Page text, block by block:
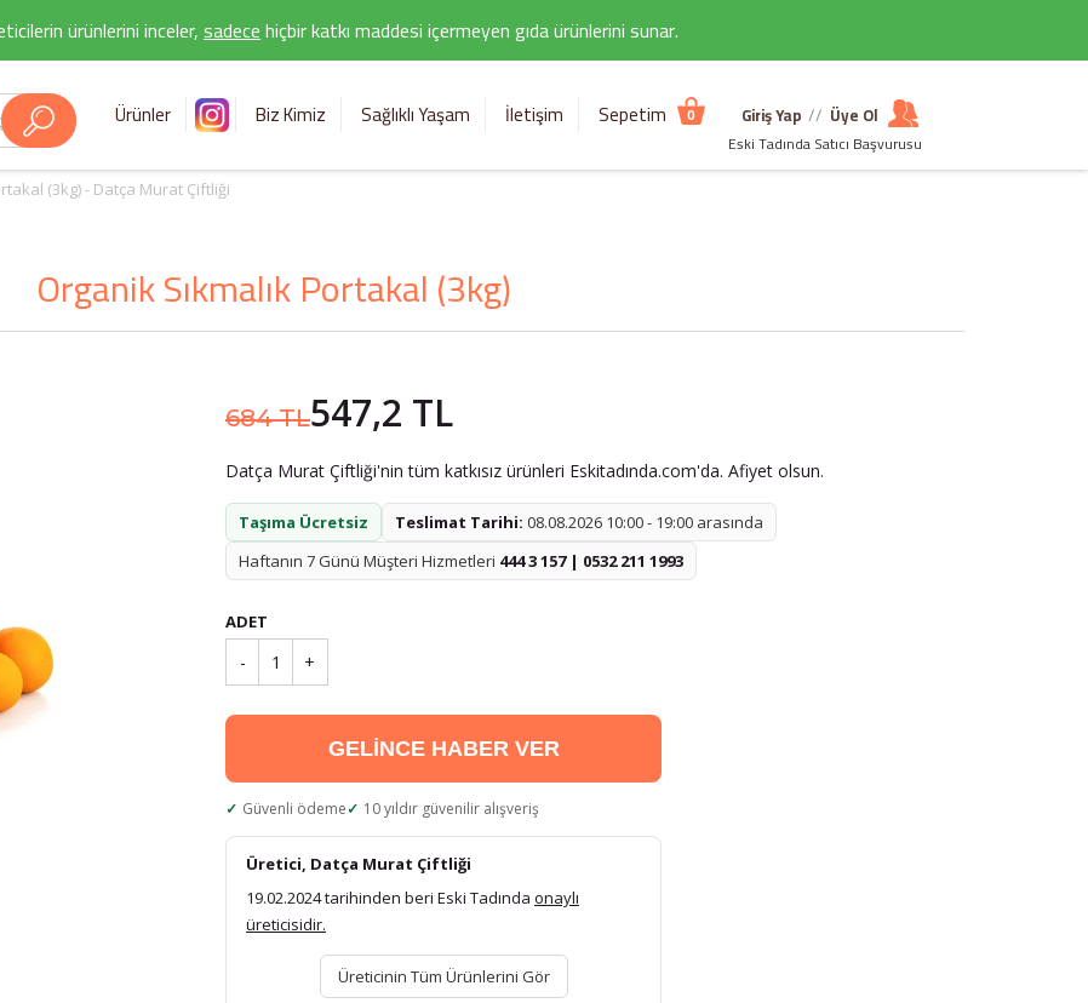
ürünlerini inceler,sadecehiçbir katkı maddesi içermeyen gıda ürünlerini sunar.
Ürünler Biz Kimiz Sağlıklı Yaşam İletişim Sepetim 0 Giriş Yap // Üye Ol
Eski Tadında Satıcı Başvurusu
(3kg) - Datça Murat Çiftliği
Organik Sıkmalık Portakal (3kg)
684 TL547,2 TL
Datça Murat Çiftliği'nin tüm katkısız ürünleri Eskitadında.com'da. Afiyet olsun.
Taşıma Ücretsiz Teslimat Tarihi: 08.08.2026 10:00 - 19:00 arasında
Haftanın 7 Günü Müşteri Hizmetleri 444 3 157 | 0532 211 1993
ADET
- 1 +
GELİNCE HABER VER
Güvenli ödeme 10 yıldır güvenilir alışveriş
Üretici, Datça Murat Çiftliği
19.02.2024 tarihinden beri Eski Tadında onaylı
üreticisidir.
Üreticinin Tüm Ürünlerini Gör